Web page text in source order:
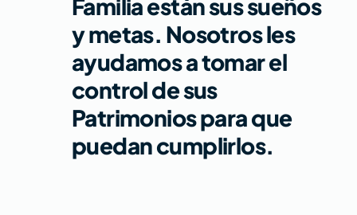
Familia están sus sueños
y metas. Nosotros les
ayudamos a tomar el
control de sus
Patrimonios para que
puedan cumplirlos.